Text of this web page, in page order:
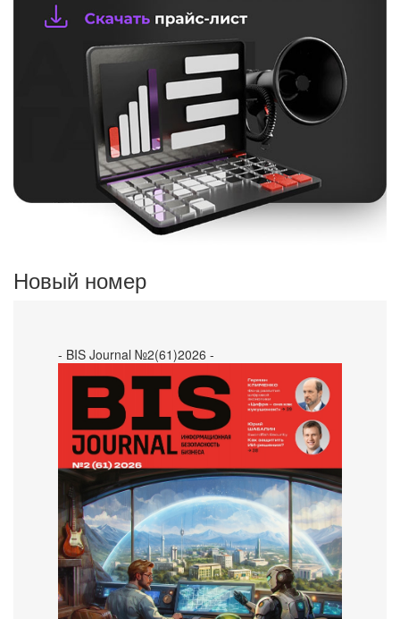
Новый номер
- BIS Journal №2(61)2026 -